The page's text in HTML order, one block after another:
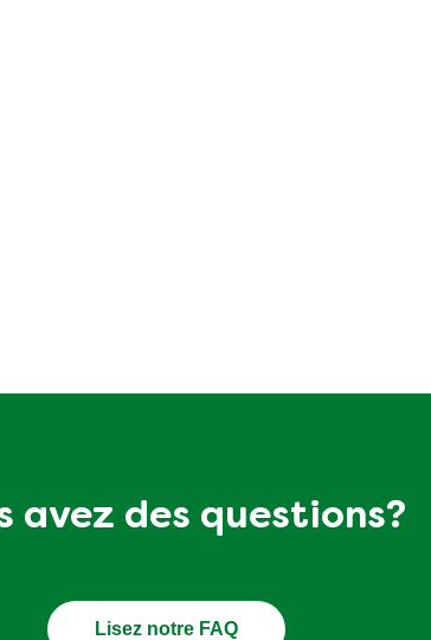
des recettes, des
de manger
préférences culinaires et nous ferons le reste.
avez des questions?
Lisez notre FAQ